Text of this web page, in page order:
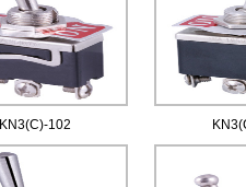
KN3(C)-102